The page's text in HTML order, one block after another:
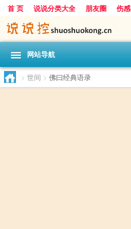
首 页 说说分类大全 朋友圈 伤感
励志
爱情 搞笑
网站导航
> 世间 > 佛曰经典语录